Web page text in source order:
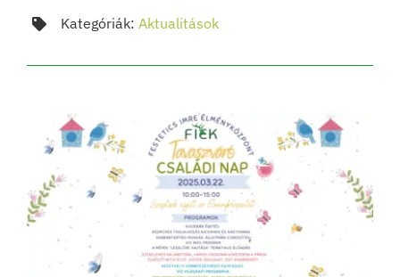
Kategóriák:Aktualitások